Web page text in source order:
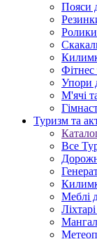
Пояси
Упори
М'ячі
Туризм та
Все
Меблі